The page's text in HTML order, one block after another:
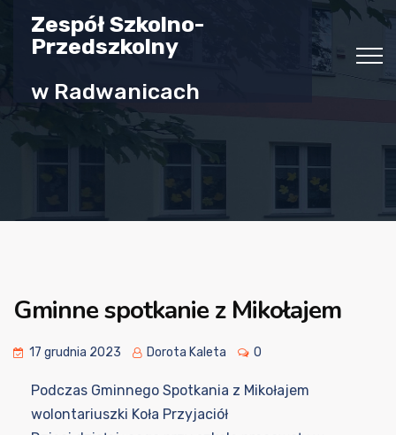
Zespół Szkolno-
Przedszkolny
w Radwanicach
Gminne spotkanie z Mikołajem
17 grudnia 2023 Dorota Kaleta 0
Podczas Gminnego Spotkania z Mikołajem
wolontariuszki Koła Przyjaciół